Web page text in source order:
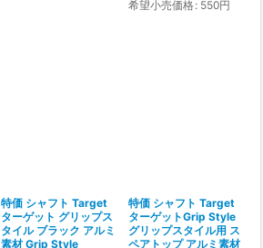
希望小売価格: 550円
特価 シャフト Target
ターゲット グリップス
タイル ブラック アルミ
素材 Grip Style
特価 シャフト Target
ターゲットGrip Style
グリップスタイル用 ス
ペアトップ アルミ素材